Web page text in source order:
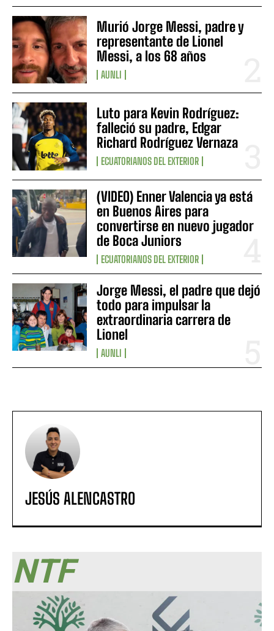
Murió Jorge Messi, padre y
representante de Lionel
Messi, a los 68 años
AUNLI
Luto para Kevin Rodríguez:
falleció su padre, Edgar
Richard Rodríguez Vernaza
ECUATORIANOS DEL EXTERIOR
(VIDEO) Enner Valencia ya está
en Buenos Aires para
convertirse en nuevo jugador
de Boca Juniors
ECUATORIANOS DEL EXTERIOR
Jorge Messi, el padre que dejó
todo para impulsar la
extraordinaria carrera de
Lionel
AUNLI
JESÚS ALENCASTRO
NTF